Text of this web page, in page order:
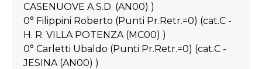
CASENUOVE A.S.D. (AN00) )
0° Filippini Roberto (Punti Pr.Retr.=0) (cat.C -
H. R. VILLA POTENZA (MC00) )
0° Carletti Ubaldo (Punti Pr.Retr.=0) (cat.C -
JESINA (AN00) )